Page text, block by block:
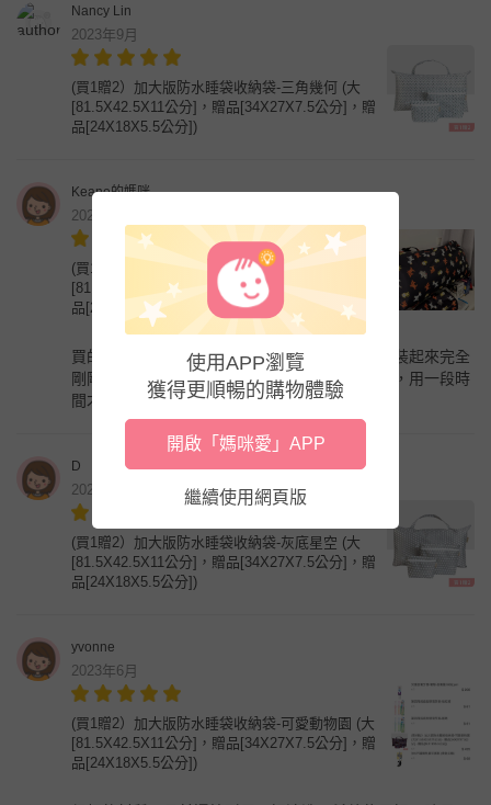
Nancy Lin
2023年9月
(買1贈2）加大版防水睡袋收納袋-三角幾何 (大
[81.5X42.5X11公分]，贈品[34X27X7.5公分]，贈
品[24X18X5.5公分])
Keane的媽咪
2023年7月
(買1贈2）加大版防水睡袋收納袋-可愛動物園 (大
[81.5X42.5X11公分]，贈品[34X27X7.5公分]，贈
品[24X18X5.5公分])
買的睡袋比一般長跟寬厚也是在媽咪愛購買的，裝起來完全
剛剛好。雖然袋子比較薄，還未知防水效果如何，用一段時
間才能做出評論！
D
2023年6月
(買1贈2）加大版防水睡袋收納袋-灰底星空 (大
[81.5X42.5X11公分]，贈品[34X27X7.5公分]，贈
品[24X18X5.5公分])
yvonne
2023年6月
(買1贈2）加大版防水睡袋收納袋-可愛動物園 (大
[81.5X42.5X11公分]，贈品[34X27X7.5公分]，贈
品[24X18X5.5公分])
使用APP瀏覽
獲得更順暢的購物體驗
開啟「媽咪愛」APP
繼續使用網頁版